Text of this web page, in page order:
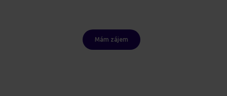
Mám zájem